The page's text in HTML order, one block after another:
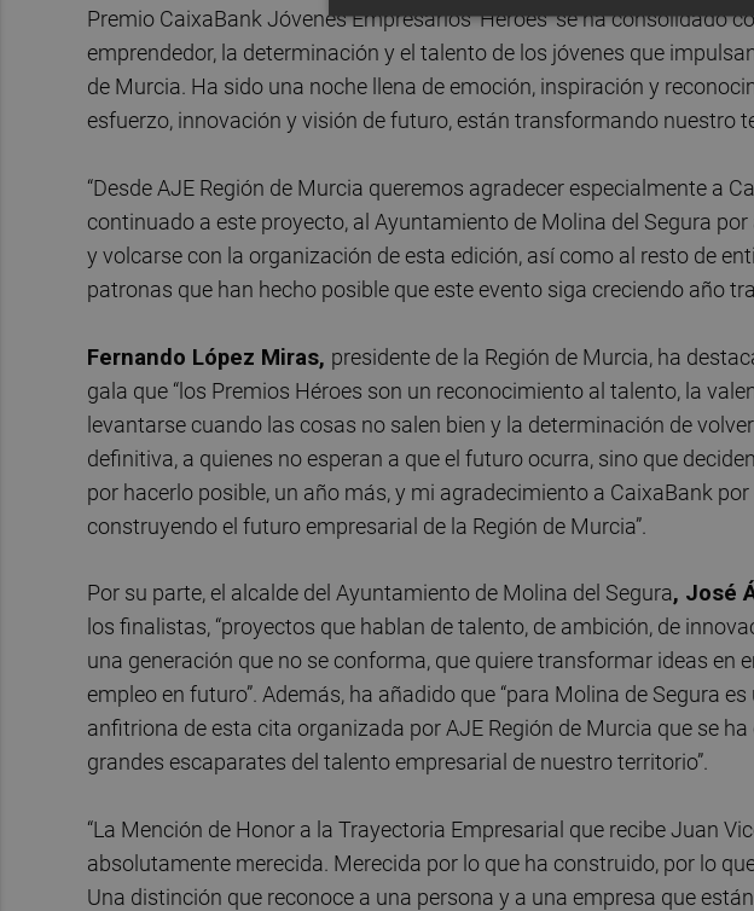
Premio CaixaBank Jóvenes Empresarios ‘Héroes’ se ha consolidado
emprendedor, la determinación y el talento de los jóvenes que
de Murcia. Ha sido una noche llena de emoción, inspiración y
esfuerzo, innovación y visión de futuro, están transformando nuestro
“Desde AJE Región de Murcia queremos agradecer especialmente a
continuado a este proyecto, al Ayuntamiento de Molina del Segura
y volcarse con la organización de esta edición, así como al resto de
patronas que han hecho posible que este evento siga creciendo año
Fernando López Miras, presidente de la Región de Murcia, ha
gala que “los Premios Héroes son un reconocimiento al talento, la
levantarse cuando las cosas no salen bien y la determinación de
definitiva, a quienes no esperan a que el futuro ocurra, sino que
por hacerlo posible, un año más, y mi agradecimiento a CaixaBank
construyendo el futuro empresarial de la Región de Murcia”.
Por su parte, el alcalde del Ayuntamiento de Molina del Segura, José
los finalistas, “proyectos que hablan de talento, de ambición, de
una generación que no se conforma, que quiere transformar ideas en
empleo en futuro”. Además, ha añadido que “para Molina de Segura
anfitriona de esta cita organizada por AJE Región de Murcia que se
grandes escaparates del talento empresarial de nuestro territorio”.
“La Mención de Honor a la Trayectoria Empresarial que recibe Juan
absolutamente merecida. Merecida por lo que ha construido, por lo
Una distinción que reconoce a una persona y a una empresa que